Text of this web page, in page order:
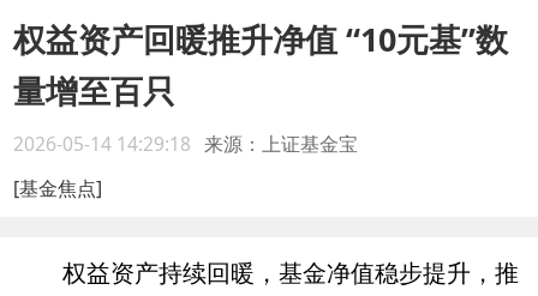
权益资产回暖推升净值 “10元基”数
量增至百只
2026-05-14 14:29:18 来源：上证基金宝
[基金焦点]
权益资产持续回暖，基金净值稳步提升，推